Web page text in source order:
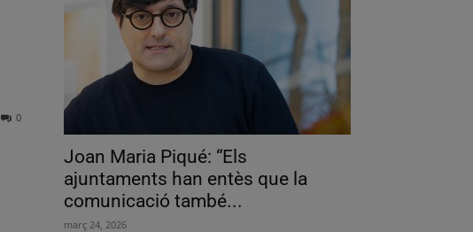
0
Joan Maria Piqué: “Els
ajuntaments han entès que la
comunicació també...
març 24, 2026